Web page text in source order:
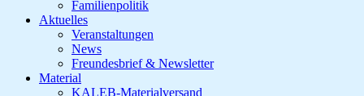
Familienpolitik
Aktuelles
Veranstaltungen
News
Freundesbrief & Newsletter
Material
KALEB-Materialversand